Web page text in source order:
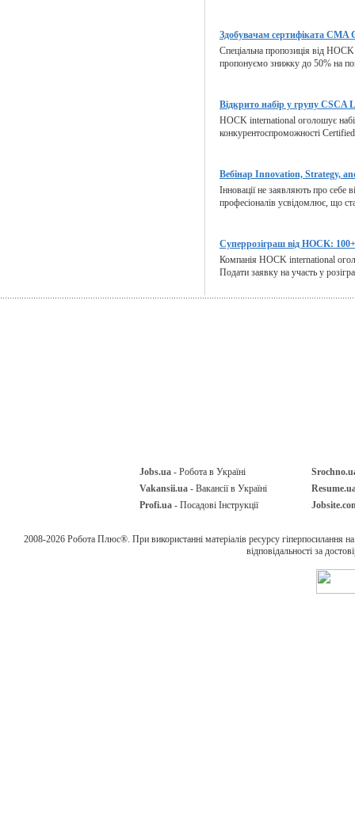
Здобувачам сертифіката
Спеціальна пропозиція від
пропонуємо знижку до 50% на
Відкрито набір у групу CSCA
HOCK international оголошує
конкурентоспроможності
Вебінар Innovation, Strategy,
Інновації не заявляють про
професіоналів усвідомлює, що
Суперрозіграш від HOCK:
Компанія HOCK international
Подати заявку на участь у
Jobs.ua - Робота в Україні
Vakansii.ua - Вакансії в Україні
Profi.ua - Посадові Інструкції
2008-2026 Робота Плюс®. При використанні матеріалів ресурсу гіперпосилання
відповідальності за